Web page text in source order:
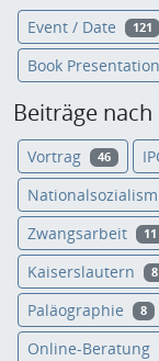
Event / Date 121
Book Presentation
Beiträge
Vortrag 46
Zwangsarbeit 11
Kaiserslautern 8
Paläographie 8
Online-Beratung